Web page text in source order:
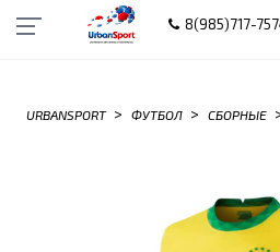
8(985)717-
URBANSPORT > ФУТБОЛ > СБОРНЫЕ